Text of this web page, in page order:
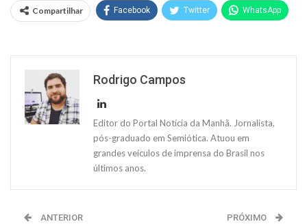
Compartilhar Facebook Twitter WhatsApp
Rodrigo Campos
Editor do Portal Notícia da Manhã. Jornalista,
pós-graduado em Semiótica. Atuou em
grandes veículos de imprensa do Brasil nos
últimos anos.
ANTERIOR PRÓXIMO